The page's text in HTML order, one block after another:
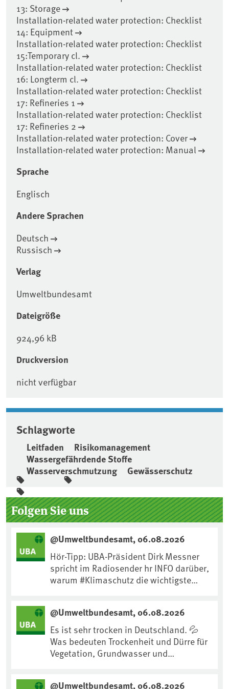
13: Storage
Installation-related water protection: Checklist
14: Equipment
Installation-related water protection: Checklist
15:Temporary cl.
Installation-related water protection: Checklist
16: Longterm cl.
Installation-related water protection: Checklist
17: Refineries 1
Installation-related water protection: Checklist
17: Refineries 2
Installation-related water protection: Cover
Installation-related water protection: Manual
Sprache
Englisch
Andere Sprachen
Deutsch
Russisch
Verlag
Umweltbundesamt
Dateigröße
924,96 kB
Druckversion
nicht verfügbar
Schlagworte
Leitfaden
Risikomanagement
Wassergefährdende Stoffe
Wasserverschmutzung
Gewässerschutz
Seitenleiste
Folgen Sie uns
@Umweltbundesamt, 06.08.2026
Hör-Tipp: UBA-Präsident Dirk Messner
spricht im Radiosender hr INFO darüber,
warum #Klimaschutz die wichtigste
https://www.ardsounds.de/episode/urn
:ard:episode:0e7cf1c4b819c26d/
@Umweltbundesamt, 06.08.2026
Es ist sehr trocken in Deutschland. 💦
Was bedeuten Trockenheit und Dürre für
Vegetation, Grundwasser und
@Umweltbundesamt, 06.08.2026